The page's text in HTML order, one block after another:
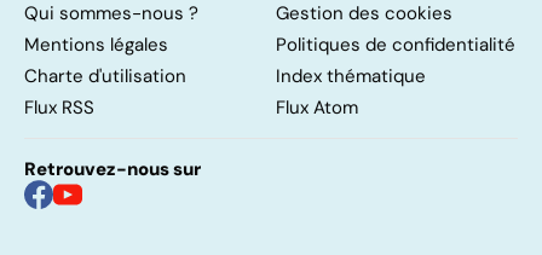
Qui sommes-nous ?
Gestion des cookies
Mentions légales
Politiques de confidentialité
Charte d'utilisation
Index thématique
Flux RSS
Flux Atom
Retrouvez-nous sur